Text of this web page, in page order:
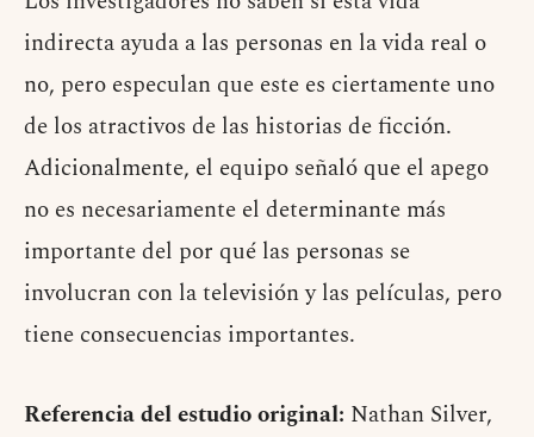
indirecta ayuda a las personas en la vida real o
no, pero especulan que este es ciertamente uno
de los atractivos de las historias de ficción.
Adicionalmente, el equipo señaló que el apego
no es necesariamente el determinante más
importante del por qué las personas se
involucran con la televisión y las películas, pero
tiene consecuencias importantes.
Referencia del estudio original: Nathan Silver,